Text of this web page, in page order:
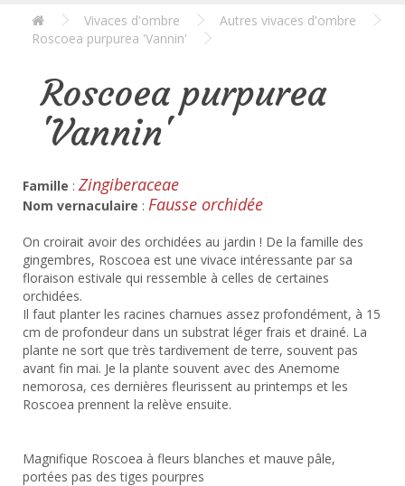
Vivaces d'ombre
Autres vivaces d'ombre
Roscoea purpurea 'Vannin'
Roscoea purpurea
'Vannin'
Famille : Zingiberaceae
Nom vernaculaire : Fausse orchidée
On croirait avoir des orchidées au jardin ! De la famille des
gingembres, Roscoea est une vivace intéressante par sa
floraison estivale qui ressemble à celles de certaines
orchidées.
Il faut planter les racines charnues assez profondément, à 15
cm de profondeur dans un substrat léger frais et drainé. La
plante ne sort que très tardivement de terre, souvent pas
avant fin mai. Je la plante souvent avec des Anemome
nemorosa, ces dernières fleurissent au printemps et les
Roscoea prennent la relève ensuite.
Magnifique Roscoea à fleurs blanches et mauve pâle,
portées pas des tiges pourpres